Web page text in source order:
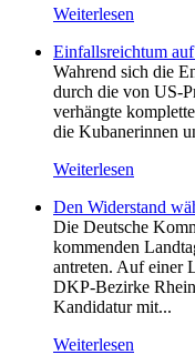
Weiterlesen
Einfallsreichtum
Wahrend sich die
durch die von US-
verhängte
die Kubanerinnen
Weiterlesen
Den Widerstand
Die Deutsche
kommenden
antreten. Auf einer
DKP-Bezirke
Kandidatur mit...
Weiterlesen